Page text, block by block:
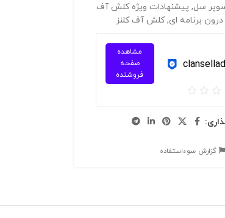
سل, پیشنهادات ویژه کلش آف
برنامه ای, کلش آف کلنز
مشاهده
صفحه
فروشنده
گزارش سوءاستفاده